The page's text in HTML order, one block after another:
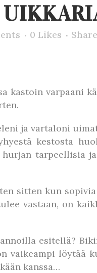
0 Likes Share
kastoin varpaani
ja vartaloni
kestosta
tarpeellisia
sitten kun
vastaan, on
esitellä?
löytää
kanssa…